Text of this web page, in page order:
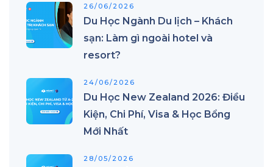
26/06/2026
Du Học Ngành Du lịch – Khách
sạn: Làm gì ngoài hotel và
resort?
24/06/2026
Du Học New Zealand 2026: Điều
Kiện, Chi Phí, Visa & Học Bổng
Mới Nhất
28/05/2026